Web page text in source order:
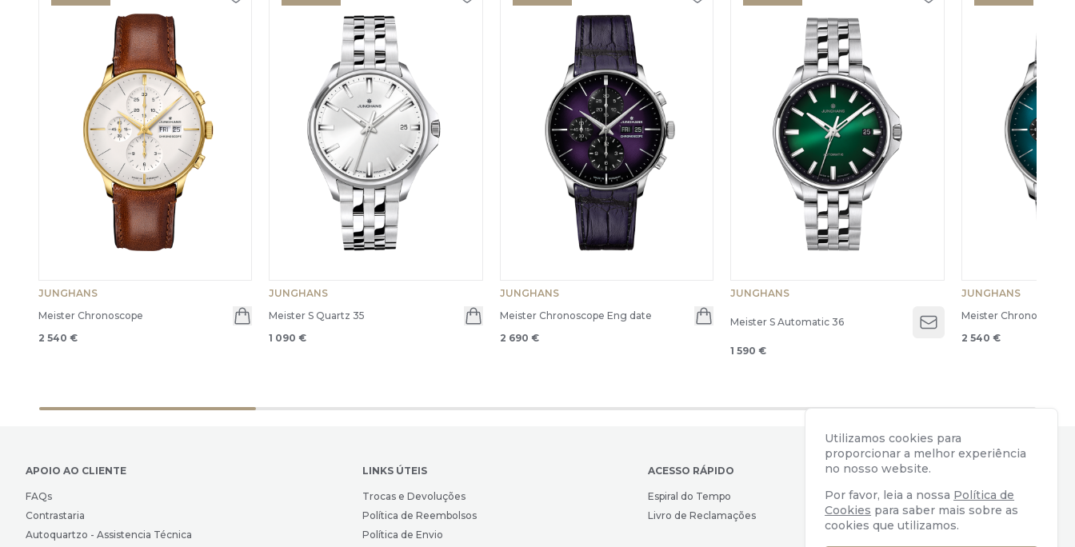
JUNGHANS
Meister Chronoscope
2 540 €
JUNGHANS
Meister S Quartz 35
1 090 €
JUNGHANS
Meister Chronoscope Eng date
2 690 €
JUNGHANS
Meister S Automatic 36
Open menu
1 590 €
JUNGHANS
Meister Chronoscope
2 540 €
APOIO AO CLIENTE
FAQs
Contrastaria
Autoquartzo - Assistencia Técnica
LINKS ÚTEIS
Trocas e Devoluções
Política de Reembolsos
Política de Envio
ACESSO RÁPIDO
Espiral do Tempo
Livro de Reclamações
CONTACTOS
Av. Almirante Reis, 39
1169-039 Lisboa, Portugal
Utilizamos cookies para
proporcionar a melhor experiência
no nosso website.
Por favor, leia a nossa Política de
Cookies para saber mais sobre as
cookies que utilizamos.